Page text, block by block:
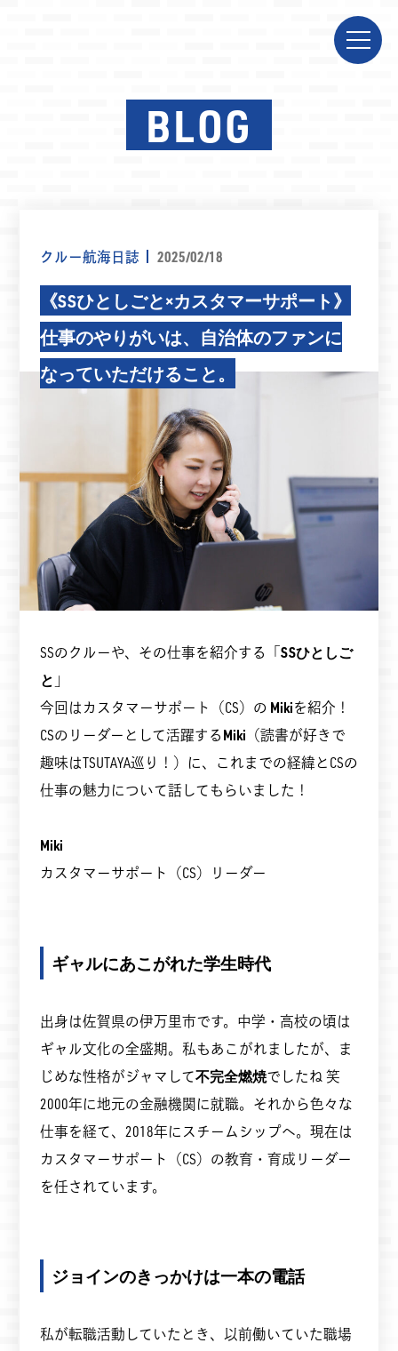
BLOG
クルー航海日誌 2025/02/18
《SSひとしごと×カスタマーサポート》
仕事のやりがいは、自治体のファンに
なっていただけること。
SSのクルーや、その仕事を紹介する「SSひとしご
と 」
今回はカスタマーサポート（CS）の Mikiを紹介！
CSのリーダーとして活躍するMiki （読書が好きで
趣味はTSUTAYA巡り！）に、これまでの経緯とCSの
仕事の魅力について話してもらいました！
Miki
カスタマーサポート（CS）リーダー
ギャルにあこがれた学生時代
出身は佐賀県の伊万里市です。中学・高校の頃は
ギャル文化の全盛期。私もあこがれましたが、ま
じめな性格がジャマして不完全燃焼でしたね 笑
2000年に地元の金融機関に就職。それから色々な
仕事を経て、2018年にスチームシップへ。現在は
カスタマーサポート（CS）の教育・育成リーダー
を任されています。
ジョインのきっかけは一本の電話
私が転職活動していたとき、以前働いていた職場